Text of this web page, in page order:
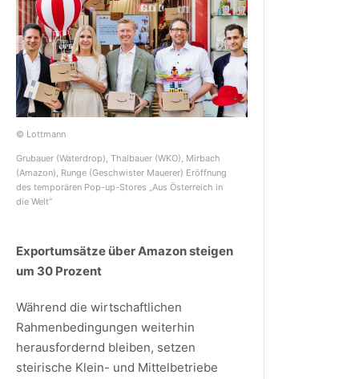
© Lottmann
Grubauer (Waterdrop), Thalbauer (WKO), Mirbach
(Amazon), Runge (Geschwister Mauerer) Eröffnung
des temporären Pop-up-Stores „Aus Österreich in
die Welt“
Exportumsätze über Amazon steigen
um 30 Prozent
Während die wirtschaftlichen
Rahmenbedingungen weiterhin
herausfordernd bleiben, setzen
steirische Klein- und Mittelbetriebe